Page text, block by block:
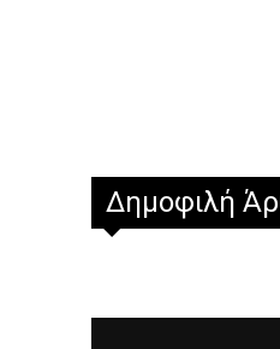
Δημοφιλή